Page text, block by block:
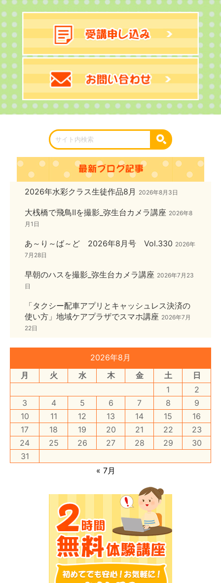
2026年水彩クラス生徒作品8月 2026年8月3日
大桟橋で飛鳥Ⅱを撮影_弥生台カメラ講座 2026年8
月1日
あ～り～ば～ど 2026年8月号 Vol.330 2026年
7月28日
早朝のハスを撮影_弥生台カメラ講座 2026年7月23
日
「タクシー配車アプリとキャッシュレス決済の
使い方」地域ケアプラザでスマホ講座 2026年7月
22日
2026年8月
月
火 水 木 金 土
日
1
2
3
4 5 6 7 8
9
10
11 12 13 14 15
16
17
18 19 20 21 22
23
24
25 26 27 28 29
30
31
« 7月